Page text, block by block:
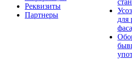
Реквизиты
Партнеры
для